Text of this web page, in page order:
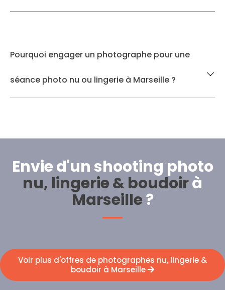
Pourquoi engager un photographe pour une
séance photo nu ou lingerie à Marseille ?
Envie d'un shooting photo
nu, lingerie & boudoirà
Marseille?
Voir plus d'offres de photographes nu, lingerie &
boudoir à Marseille